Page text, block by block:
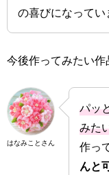
の喜びになってい
今後作ってみたい
はなみことさん
パッ
みた
作っ
んと